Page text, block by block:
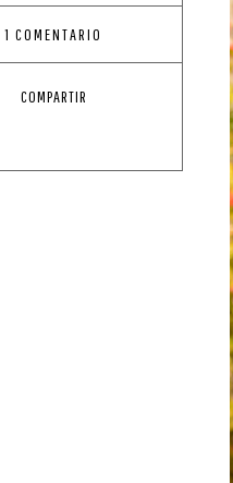
1 COMENTARIO
COMPARTIR